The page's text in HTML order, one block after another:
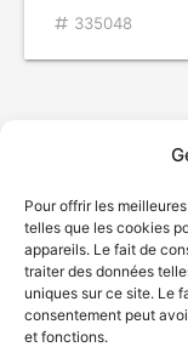
Pour offrir les
telles que les cookies
appareils. Le fait de
traiter des données
uniques sur ce site. Le
consentement peut
et fonctions.
335048